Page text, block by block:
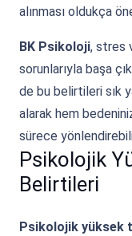
alınması oldukça
BK Psikoloji, stres
sorunlarıyla başa
de bu belirtileri sık
alarak hem
sürece
Psikolojik
Belirtileri
Psikolojik yüksek